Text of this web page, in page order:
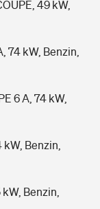
49 kW,
74 kW, Benzin,
6 A, 74 kW,
Benzin,
Benzin,